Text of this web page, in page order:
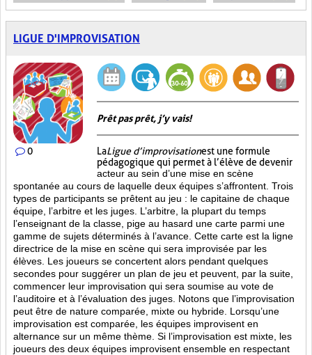
LIGUE D'IMPROVISATION
0
Prêt pas prêt, j’y vais!
LaLigue d’improvisationest une formule
pédagogique qui permet à l’élève de devenir
acteur au sein d’une mise en scène
spontanée au cours de laquelle deux équipes s’affrontent. Trois
types de participants se prêtent au jeu : le capitaine de chaque
équipe, l’arbitre et les juges. L’arbitre, la plupart du temps
l’enseignant de la classe, pige au hasard une carte parmi une
gamme de sujets déterminés à l’avance. Cette carte est la ligne
directrice de la mise en scène qui sera improvisée par les
élèves. Les joueurs se concertent alors pendant quelques
secondes pour suggérer un plan de jeu et peuvent, par la suite,
commencer leur improvisation qui sera soumise au vote de
l’auditoire et à l’évaluation des juges. Notons que l’improvisation
peut être de nature comparée, mixte ou hybride. Lorsqu’une
improvisation est comparée, les équipes improvisent en
alternance sur un même thème. Si l’improvisation est mixte, les
joueurs des deux équipes improvisent ensemble en respectant